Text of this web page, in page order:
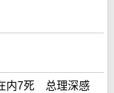
内7死 总理深感